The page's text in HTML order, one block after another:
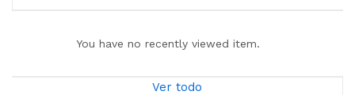
You have no recently viewed item.
Ver todo